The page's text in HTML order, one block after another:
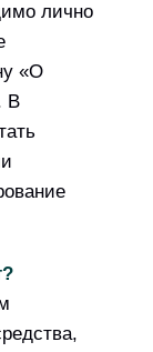
лично
«О
В